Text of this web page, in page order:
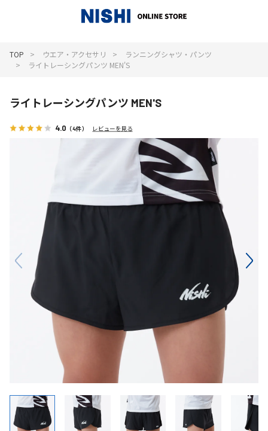
TOP ウエア・アクセサリ
ランニングシャツ・パンツ
ライトレーシングパンツ MEN'S
ライトレーシングパンツ MEN'S
4.0 （4件） レビューを見る